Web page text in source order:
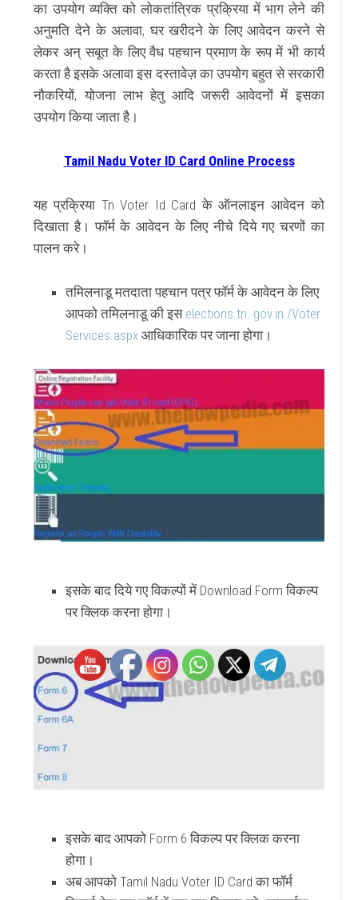
का उपयोग व्यक्ति को लोकतांत्रिक प्रक्रिया में भाग लेने की
अनुमति देने के अलावा, घर खरीदने के लिए आवेदन करने से
लेकर अन् सबूत के लिए वैध पहचान प्रमाण के रूप में भी कार्य
करता है इसके अलावा इस दस्तावेज़ का उपयोग बहुत से सरकारी
नौकरियों, योजना लाभ हेतु आदि जरूरी आवेदनों में इसका
उपयोग किया जाता है।
Tamil Nadu Voter ID Card Online Process
यह प्रक्रिया Tn Voter Id Card के ऑनलाइन आवेदन को
दिखाता है। फॉर्म के आवेदन के लिए नीचे दिये गए चरणों का
पालन करे।
तमिलनाडू मतदाता पहचान पत्र फॉर्म के आवेदन के लिए
आपको तमिलनाडू की इस elections.tn. gov.in /Voter
Services.aspx आधिकारिक पर जाना होगा।
इसके बाद दिये गए विकल्पों में Download Form विकल्प
पर क्लिक करना होगा।
इसके बाद आपको Form 6 विकल्प पर क्लिक करना
होगा।
अब आपको Tamil Nadu Voter ID Card का फॉर्म